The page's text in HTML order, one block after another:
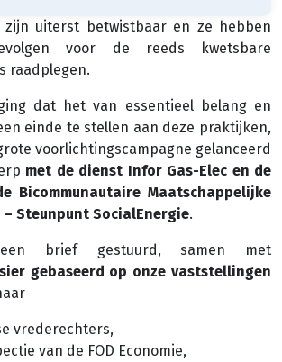
zijn uiterst betwistbaar en ze hebben
voor de reeds kwetsbare
raadplegen.
dat het van essentieel belang en
einde te stellen aan deze praktijken,
voorlichtingscampagne gelanceerd
met de dienst Infor Gas-Elec en de
Bicommunautaire Maatschappelijke
– Steunpunt SocialEnergie.
brief gestuurd, samen met
gebaseerd op onze vaststellingen
vrederechters,
van de FOD Economie,